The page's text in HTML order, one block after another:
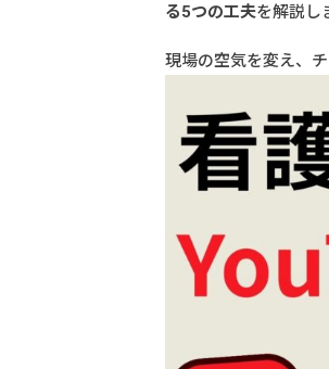
る5つの工夫を解説し
現場の空気を変え、